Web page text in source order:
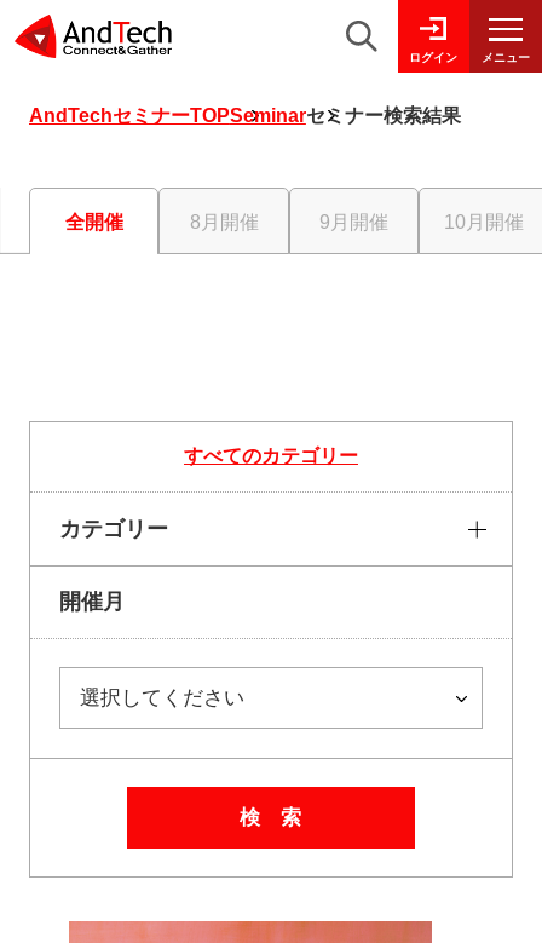
ログイン メニュー
AndTechセミナーTOPSeminarセミナー検索結果
全開催 8月開催 9月開催 10月開催
すべてのカテゴリー
カテゴリー
開催月
検 索